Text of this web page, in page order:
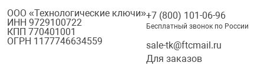
ООО «Технологические ключи»
ИНН 9729100722
КПП 770401001
ОГРН 1177746634559
+7 (800) 101-06-96
Бесплатный звонок по России
sale-tk@ftcmail.ru
Для заказов